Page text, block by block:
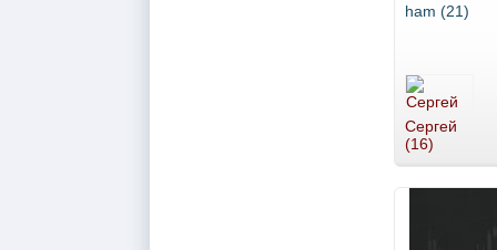
ham (21)
Сергей
(16)